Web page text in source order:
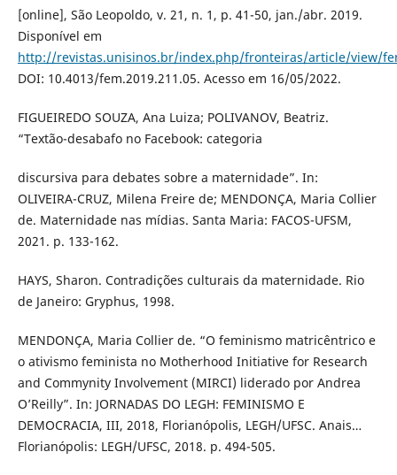
[online], São Leopoldo, v. 21, n. 1, p. 41-50, jan./abr. 2019.
Disponível em
http://revistas.unisinos.br/index.php/fronteiras/article/view/
DOI: 10.4013/fem.2019.211.05. Acesso em 16/05/2022.
FIGUEIREDO SOUZA, Ana Luiza; POLIVANOV, Beatriz.
“Textão-desabafo no Facebook: categoria
discursiva para debates sobre a maternidade”. In:
OLIVEIRA-CRUZ, Milena Freire de; MENDONÇA, Maria Collier
de. Maternidade nas mídias. Santa Maria: FACOS-UFSM,
2021. p. 133-162.
HAYS, Sharon. Contradições culturais da maternidade. Rio
de Janeiro: Gryphus, 1998.
MENDONÇA, Maria Collier de. “O feminismo matricêntrico e
o ativismo feminista no Motherhood Initiative for Research
and Commynity Involvement (MIRCI) liderado por Andrea
O’Reilly”. In: JORNADAS DO LEGH: FEMINISMO E
DEMOCRACIA, III, 2018, Florianópolis, LEGH/UFSC. Anais…
Florianópolis: LEGH/UFSC, 2018. p. 494-505.